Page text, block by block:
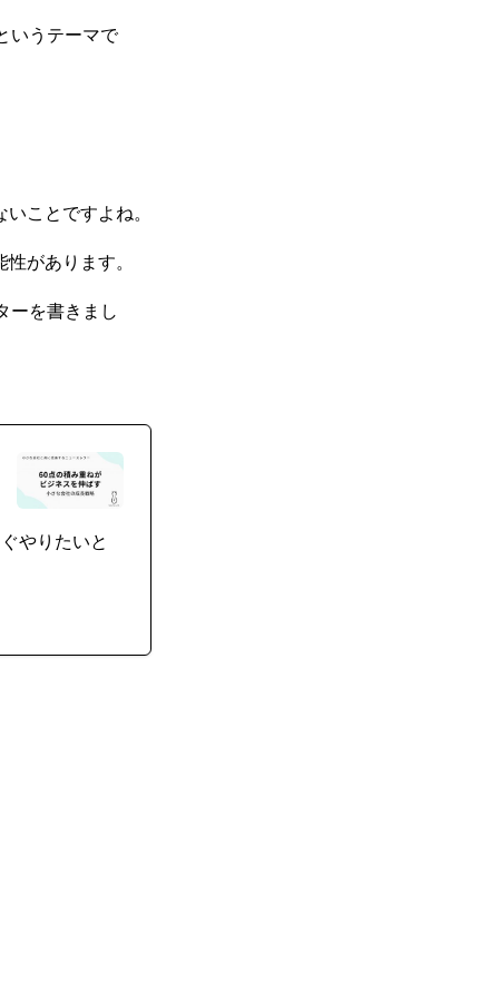
いうテーマで
ことですよね。
があります。
ーを書きまし
やりたいと